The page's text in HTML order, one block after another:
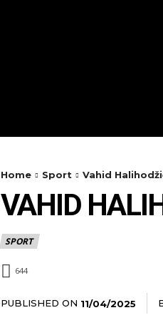
Home Sport Vahid
VAHID
SPORT
644
PUBLISHED ON 11/04/2025